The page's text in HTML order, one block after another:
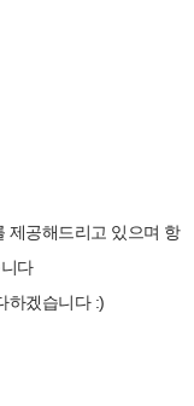
제공해드리고 있으며 항
다
하겠습니다 :)